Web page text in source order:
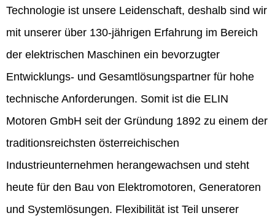
Technologie ist unsere Leidenschaft, deshalb sind wir
mit unserer über 130-jährigen Erfahrung im Bereich
der elektrischen Maschinen ein bevorzugter
Entwicklungs- und Gesamtlösungspartner für hohe
technische Anforderungen. Somit ist die ELIN
Motoren GmbH seit der Gründung 1892 zu einem der
traditionsreichsten österreichischen
Industrieunternehmen herangewachsen und steht
heute für den Bau von Elektromotoren, Generatoren
und Systemlösungen. Flexibilität ist Teil unserer